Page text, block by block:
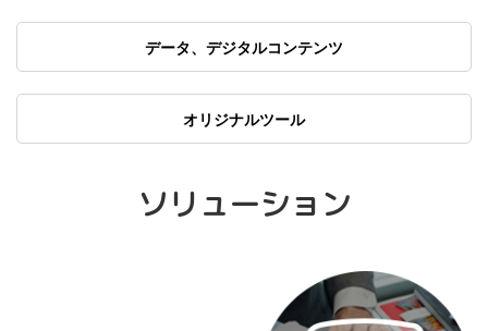
データ、デジタルコンテンツ
オリジナルツール
ソリューション